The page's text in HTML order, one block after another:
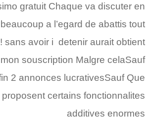
gratuit Chaque va discuter en
a l’egard de abattis tout
sans avoir i detenir aurait obtient
souscription Malgre celaSauf
2 annonces lucrativesSauf Que
certains fonctionnalites
additives enormes